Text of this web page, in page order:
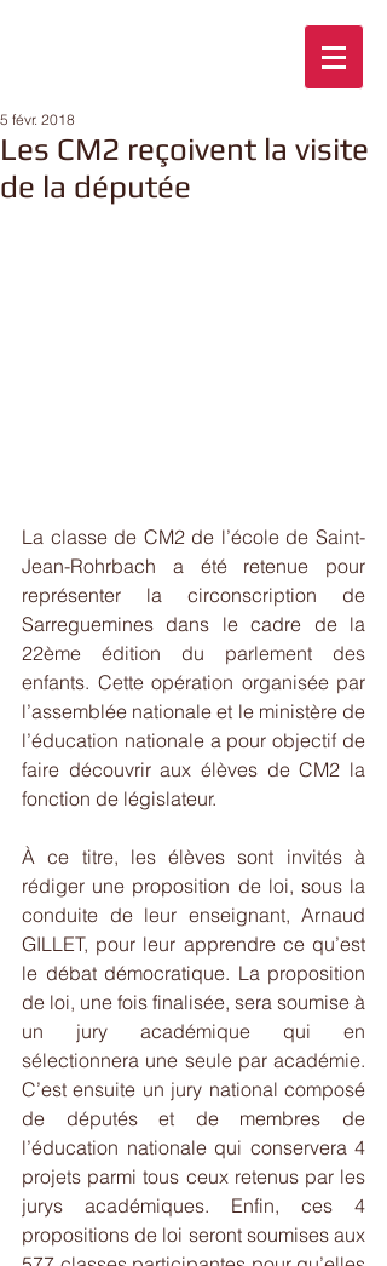
Les CM2 reçoivent la visite
de la députée
5 févr. 2018
La classe de CM2 de l’école de Saint-
Jean-Rohrbach a été retenue pour
représenter la circonscription de
Sarreguemines dans le cadre de la
22ème édition du parlement des
enfants. Cette opération organisée par
l’assemblée nationale et le ministère de
l’éducation nationale a pour objectif de
faire découvrir aux élèves de CM2 la
fonction de législateur.
À ce titre, les élèves sont invités à
rédiger une proposition de loi, sous la
conduite de leur enseignant, Arnaud
GILLET, pour leur apprendre ce qu’est
le débat démocratique. La proposition
de loi, une fois finalisée, sera soumise à
un jury académique qui en
sélectionnera une seule par académie.
C’est ensuite un jury national composé
de députés et de membres de
l’éducation nationale qui conservera 4
projets parmi tous ceux retenus par les
jurys académiques. Enfin, ces 4
propositions de loi seront soumises aux